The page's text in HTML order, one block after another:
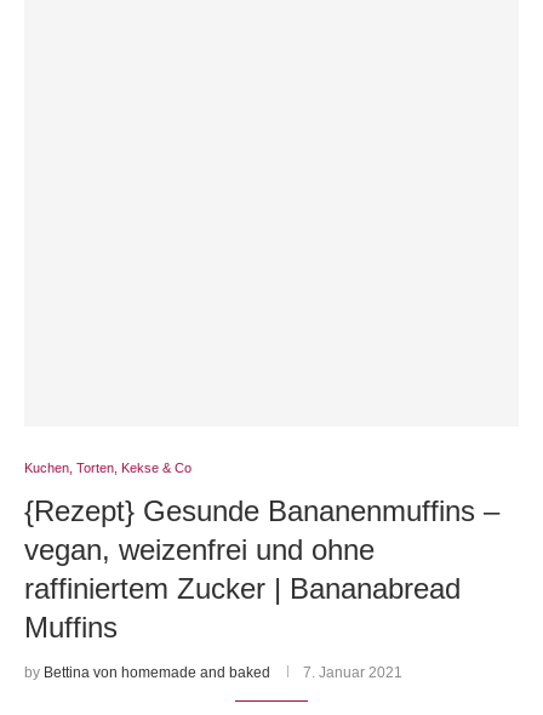
Kuchen, Torten, Kekse & Co
{Rezept} Gesunde Bananenmuffins –
vegan, weizenfrei und ohne
raffiniertem Zucker | Bananabread
Muffins
by Bettina von homemade and baked 7. Januar 2021